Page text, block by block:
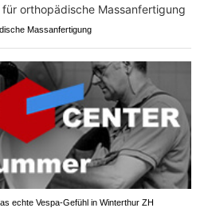
Massanfertigung
echte Vespa-Gefühl in Winterthur ZH